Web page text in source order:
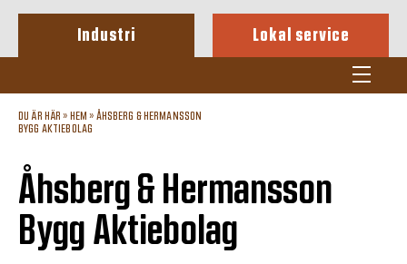
Industri Lokal service
DU ÄR HÄR » HEM » ÅHSBERG & HERMANSSON
BYGG AKTIEBOLAG
Åhsberg & Hermansson
Bygg Aktiebolag